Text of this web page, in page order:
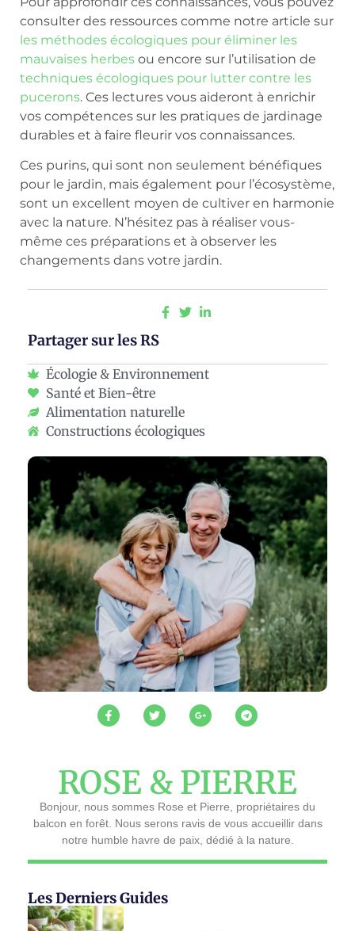
consulter des ressources comme notre article sur
les méthodes écologiques pour éliminer les
mauvaises herbes ou encore sur l’utilisation de
techniques écologiques pour lutter contre les
pucerons. Ces lectures vous aideront à enrichir
vos compétences sur les pratiques de jardinage
durables et à faire fleurir vos connaissances.
Ces purins, qui sont non seulement bénéfiques
pour le jardin, mais également pour l’écosystème,
sont un excellent moyen de cultiver en harmonie
avec la nature. N’hésitez pas à réaliser vous-
même ces préparations et à observer les
changements dans votre jardin.
Partager sur les RS
Écologie & Environnement
Santé et Bien-être
Alimentation naturelle
Constructions écologiques
ROSE & PIERRE
Bonjour, nous sommes Rose et Pierre, propriétaires du
balcon en forêt. Nous serons ravis de vous accueillir dans
notre humble havre de paix, dédié à la nature.
Les Derniers Guides